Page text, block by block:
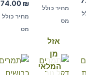
מחיר כולל
מס
74.00 ₪
מחיר כולל
מס
אזל
מן
המלאי